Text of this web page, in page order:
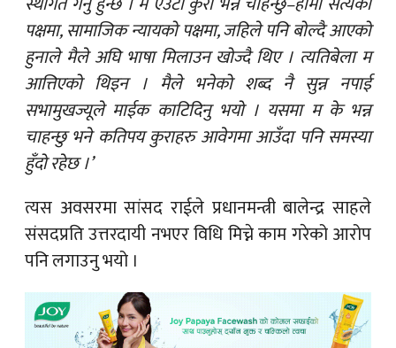
पक्षमा, सामाजिक न्यायको पक्षमा, जहिले पनि बोल्दै आएको
हुनाले मैले अघि भाषा मिलाउन खोज्दै थिए । त्यतिबेला म
आत्तिएको थिइन । मैले भनेको शब्द नै सुन्न नपाई
सभामुखज्यूले माईक काटिदिनु भयो । यसमा म के भन्न
चाहन्छु भने कतिपय कुराहरु आवेगमा आउँदा पनि समस्या
हुँदो रहेछ ।’
त्यस अवसरमा सांसद राईले प्रधानमन्त्री बालेन्द्र साहले
संसदप्रति उत्तरदायी नभएर विधि मिच्ने काम गरेको आरोप
पनि लगाउनु भयो ।